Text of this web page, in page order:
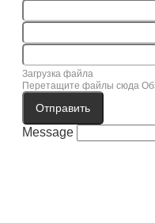
Загрузка файла
Перетащите файлы сюда
Отправить
Message